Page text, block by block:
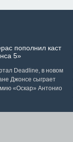
пополнил каст
5»
Deadline, в новом
Джонсе сыграет
«Оскар» Антонио